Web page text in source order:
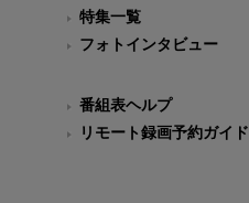
特集一覧
フォトインタビュー
番組表ヘルプ
リモート録画予約ガイド